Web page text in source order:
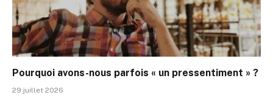
Pourquoi avons-nous parfois « un pressentiment » ?
29 juillet 2026